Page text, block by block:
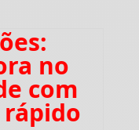
no
com